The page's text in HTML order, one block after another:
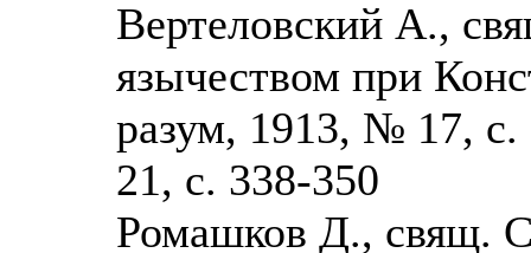
Вертеловский А.,
язычеством при
разум, 1913, № 17,
21, с. 338-350
Ромашков Д., свящ.